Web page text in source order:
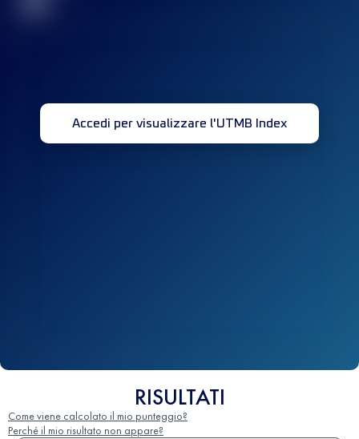
Accedi per visualizzare l'UTMB Index
RISULTATI
Come viene calcolato il mio punteggio?
Perché il mio risultato non appare?